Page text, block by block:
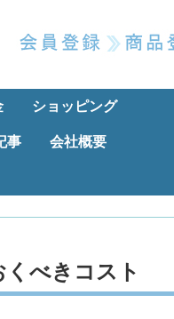
ショッピング
事 会社概要
べきコスト